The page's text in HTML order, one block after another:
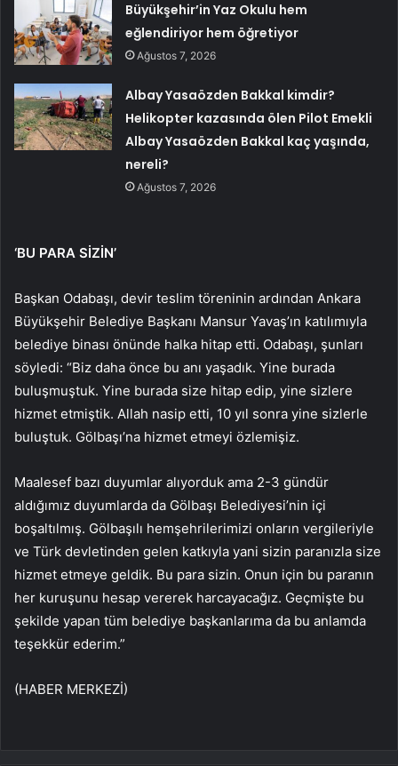
Büyükşehir’in Yaz Okulu hem
eğlendiriyor hem öğretiyor
Ağustos 7, 2026
Albay Yasaözden Bakkal kimdir?
Helikopter kazasında ölen Pilot Emekli
Albay Yasaözden Bakkal kaç yaşında,
nereli?
Ağustos 7, 2026
‘BU PARA SİZİN’
Başkan Odabaşı, devir teslim töreninin ardından Ankara
Büyükşehir Belediye Başkanı Mansur Yavaş’ın katılımıyla
belediye binası önünde halka hitap etti. Odabaşı, şunları
söyledi: “Biz daha önce bu anı yaşadık. Yine burada
buluşmuştuk. Yine burada size hitap edip, yine sizlere
hizmet etmiştik. Allah nasip etti, 10 yıl sonra yine sizlerle
buluştuk. Gölbaşı’na hizmet etmeyi özlemişiz.
Maalesef bazı duyumlar alıyorduk ama 2-3 gündür
aldığımız duyumlarda da Gölbaşı Belediyesi’nin içi
boşaltılmış. Gölbaşılı hemşehrilerimizi onların vergileriyle
ve Türk devletinden gelen katkıyla yani sizin paranızla size
hizmet etmeye geldik. Bu para sizin. Onun için bu paranın
her kuruşunu hesap vererek harcayacağız. Geçmişte bu
şekilde yapan tüm belediye başkanlarıma da bu anlamda
teşekkür ederim.”
(HABER MERKEZİ)